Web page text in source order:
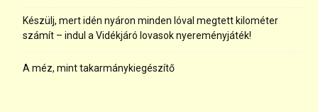
Készülj, mert idén nyáron minden lóval megtett kilométer
számít – indul a Vidékjáró lovasok nyereményjáték!
A méz, mint takarmánykiegészítő